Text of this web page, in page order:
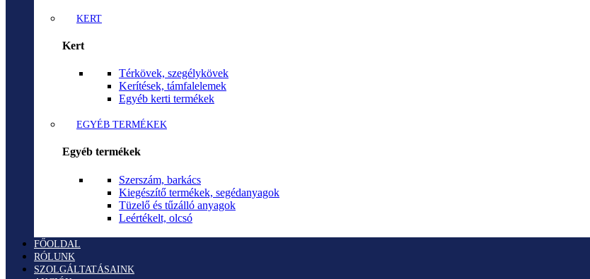
KERT
Kert
Térkövek, szegélykövek
Kerítések, támfalelemek
Egyéb kerti termékek
EGYÉB TERMÉKEK
Egyéb termékek
Szerszám, barkács
Kiegészítő termékek, segédanyagok
Tüzelő és tűzálló anyagok
Leértékelt, olcsó
FŐOLDAL
RÓLUNK
SZOLGÁLTATÁSAINK